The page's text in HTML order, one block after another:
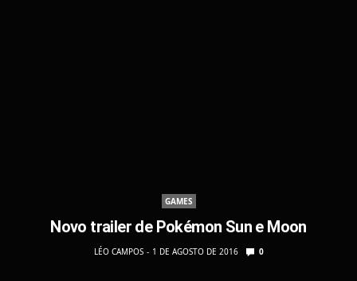
GAMES
Novo trailer de Pokémon Sun e Moon
LÉO CAMPOS 1 DE AGOSTO DE 2016 0